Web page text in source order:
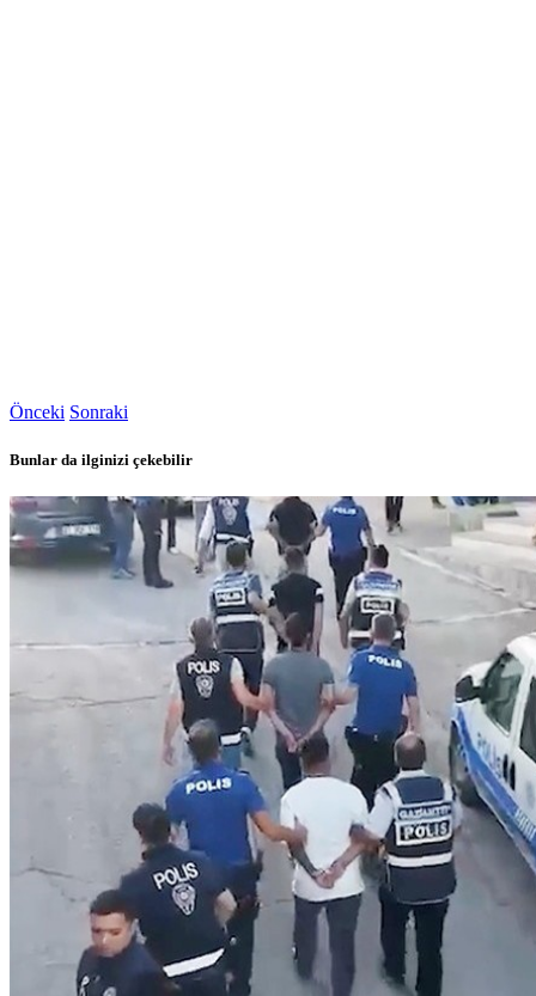
Önceki Sonraki
Bunlar da ilginizi çekebilir